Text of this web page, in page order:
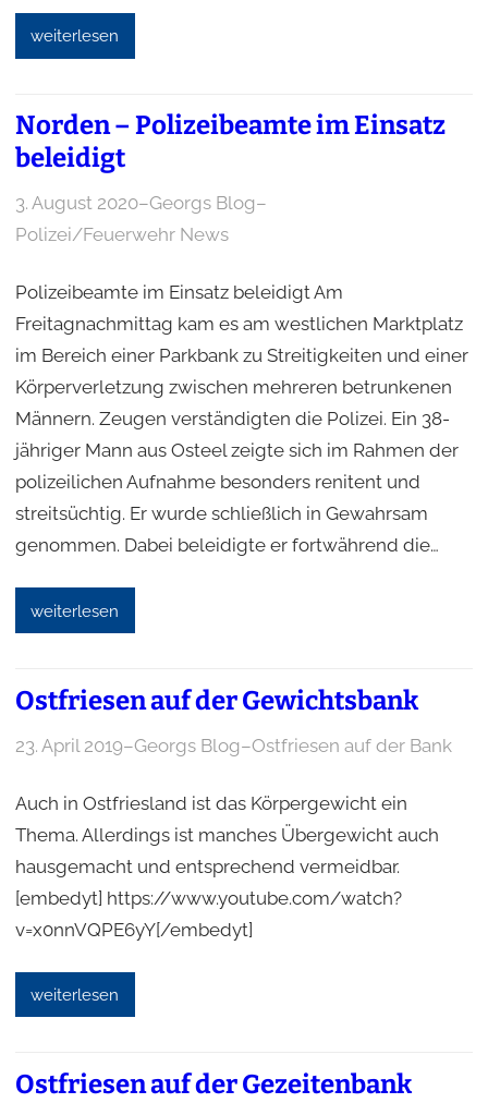
weiterlesen
Norden – Polizeibeamte im Einsatz
beleidigt
3. August 2020–Georgs Blog–
Polizei/Feuerwehr News
Polizeibeamte im Einsatz beleidigt Am
Freitagnachmittag kam es am westlichen Marktplatz
im Bereich einer Parkbank zu Streitigkeiten und einer
Körperverletzung zwischen mehreren betrunkenen
Männern. Zeugen verständigten die Polizei. Ein 38-
jähriger Mann aus Osteel zeigte sich im Rahmen der
polizeilichen Aufnahme besonders renitent und
streitsüchtig. Er wurde schließlich in Gewahrsam
genommen. Dabei beleidigte er fortwährend die…
weiterlesen
Ostfriesen auf der Gewichtsbank
23. April 2019–Georgs Blog–Ostfriesen auf der Bank
Auch in Ostfriesland ist das Körpergewicht ein
Thema. Allerdings ist manches Übergewicht auch
hausgemacht und entsprechend vermeidbar.
[embedyt] https://www.youtube.com/watch?
v=x0nnVQPE6yY[/embedyt]
weiterlesen
Ostfriesen auf der Gezeitenbank